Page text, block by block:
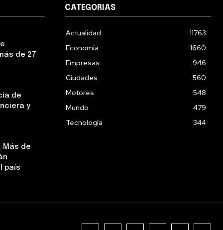
de 27
de
y
Más de
país
CATEGORIAS
Actualidad
11763
Economía
1660
Empresas
946
Ciudades
560
Motores
548
Mundo
479
Tecnología
344